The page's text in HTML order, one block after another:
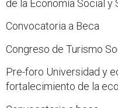
de la Economía Social y
Convocatoria a Beca
Congreso de Turismo
Pre-foro Universidad y
fortalecimiento de la